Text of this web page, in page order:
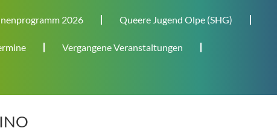
2026 Queere Jugend Olpe (SHG)
Vergangene Veranstaltungen